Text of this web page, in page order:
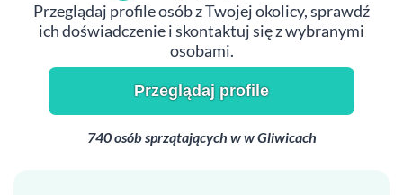
Przeglądaj profile osób z Twojej okolicy, sprawdź
ich doświadczenie i skontaktuj się z wybranymi
osobami.
Przeglądaj profile
740 osób sprzątających w w Gliwicach